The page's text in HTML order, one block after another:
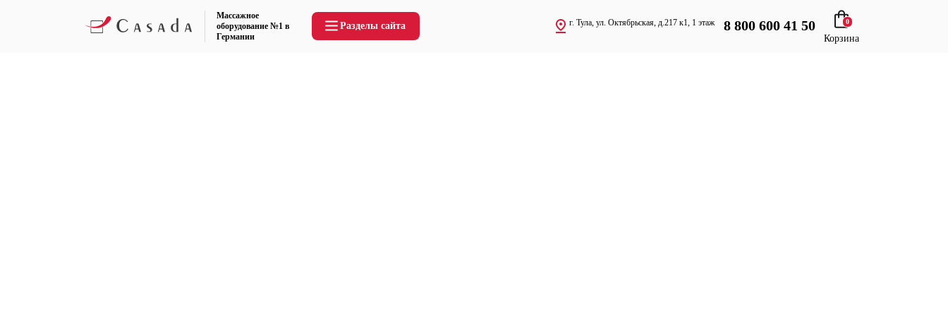
Массажное
оборудование №1 в
Германии
Разделы сайта г. Тула, ул. Октябрьская, д.217 к1, 1 этаж 8 800 600 41 50 0
Корзина